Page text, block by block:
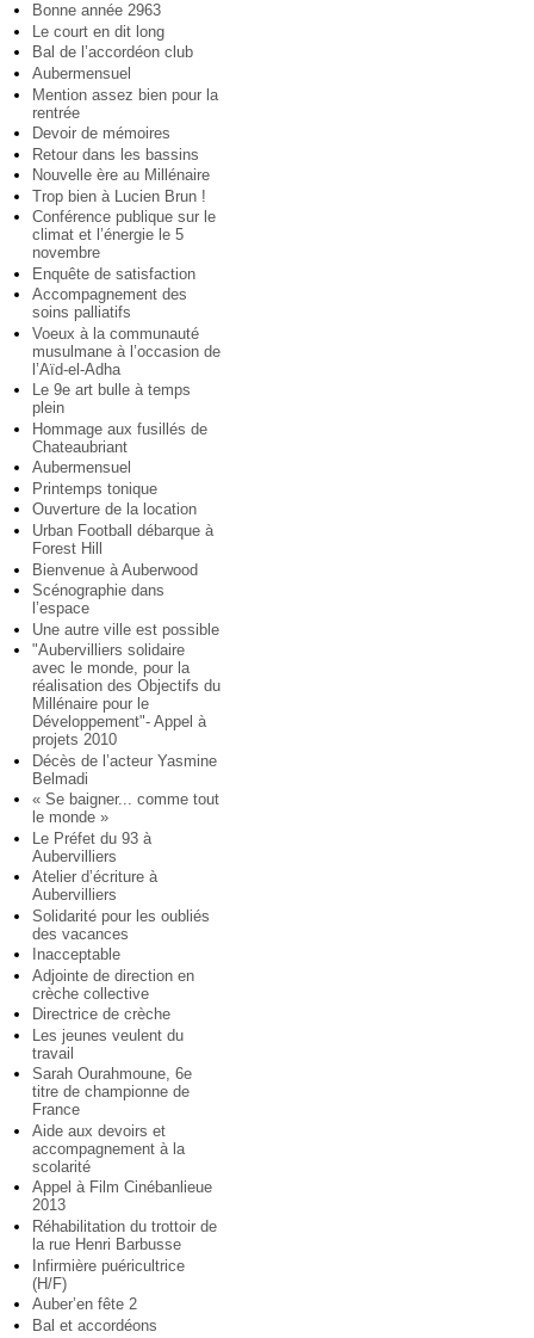
Bonne année 2963
Le court en dit long
Bal de l’accordéon club
Aubermensuel
Mention assez bien pour la
rentrée
Devoir de mémoires
Retour dans les bassins
Nouvelle ère au Millénaire
Trop bien à Lucien Brun !
Conférence publique sur le
climat et l’énergie le 5
novembre
Enquête de satisfaction
Accompagnement des
soins palliatifs
Voeux à la communauté
musulmane à l’occasion de
l’Aïd-el-Adha
Le 9e art bulle à temps
plein
Hommage aux fusillés de
Chateaubriant
Aubermensuel
Printemps tonique
Ouverture de la location
Urban Football débarque à
Forest Hill
Bienvenue à Auberwood
Scénographie dans
l’espace
Une autre ville est possible
"Aubervilliers solidaire
avec le monde, pour la
réalisation des Objectifs du
Millénaire pour le
Développement"- Appel à
projets 2010
Décès de l’acteur Yasmine
Belmadi
« Se baigner... comme tout
le monde »
Le Préfet du 93 à
Aubervilliers
Atelier d’écriture à
Aubervilliers
Solidarité pour les oubliés
des vacances
Inacceptable
Adjointe de direction en
crèche collective
Directrice de crèche
Les jeunes veulent du
travail
Sarah Ourahmoune, 6e
titre de championne de
France
Aide aux devoirs et
accompagnement à la
scolarité
Appel à Film Cinébanlieue
2013
Réhabilitation du trottoir de
la rue Henri Barbusse
Infirmière puéricultrice
(H/F)
Auber’en fête 2
Bal et accordéons